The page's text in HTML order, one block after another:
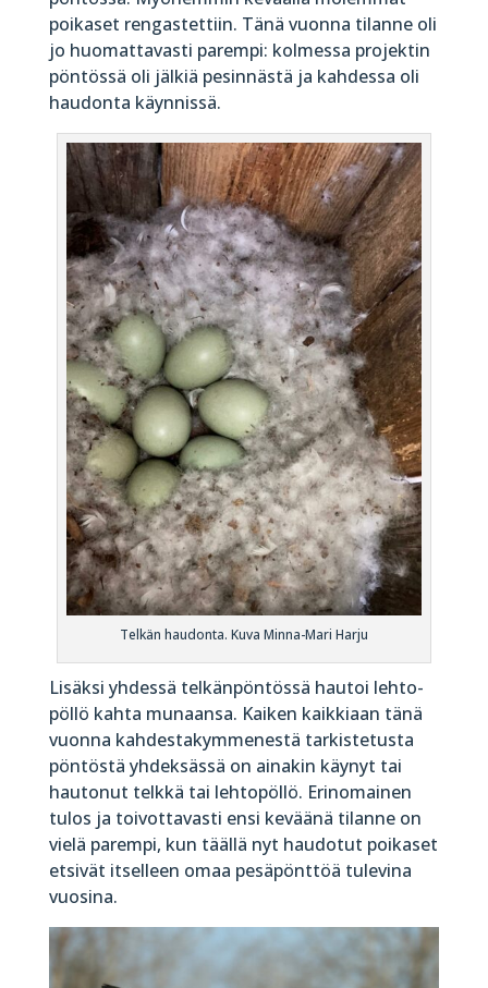
poikaset rengastettiin. Tänä vuonna tilanne oli
jo huomattavasti parempi: kolmessa projektin
pöntössä oli jälkiä pesinnästä ja kahdessa oli
haudonta käynnissä.
Telkän haudonta. Kuva Minna-Mari Harju
Lisäksi yhdessä telkän­pöntössä hautoi lehto­
pöllö kahta munaansa. Kaiken kaikkiaan tänä
vuonna kahdesta­kymmenestä tarkistetusta
pöntöstä yhdeksässä on ainakin käynyt tai
hautonut telkkä tai lehto­pöllö. Erinomainen
tulos ja toivottavasti ensi keväänä tilanne on
vielä parempi, kun täällä nyt haudotut poikaset
etsivät itselleen omaa pesä­pönttöä tulevina
vuosina.